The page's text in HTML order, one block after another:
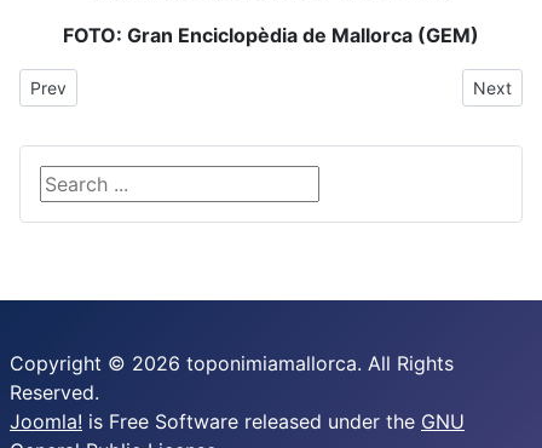
FOTO: Gran Enciclopèdia de Mallorca (GEM)
Previous article: Font d'en Quelet
Prev Next
Next
Search ...
Copyright © 2026 toponimiamallorca. All Rights
Reserved.
Joomla! is Free Software released under the GNU